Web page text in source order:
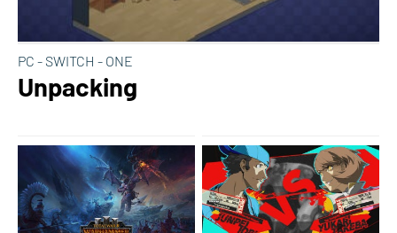
PC - SWITCH - ONE
Unpacking